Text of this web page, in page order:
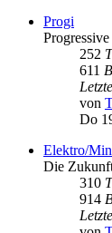
Progi
252
611
von
Do
Elektro/
Die
310
914